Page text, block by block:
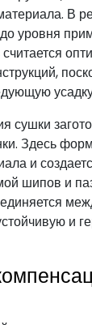
В
уровня
считается
сушки
Здесь
и
шипов и
и